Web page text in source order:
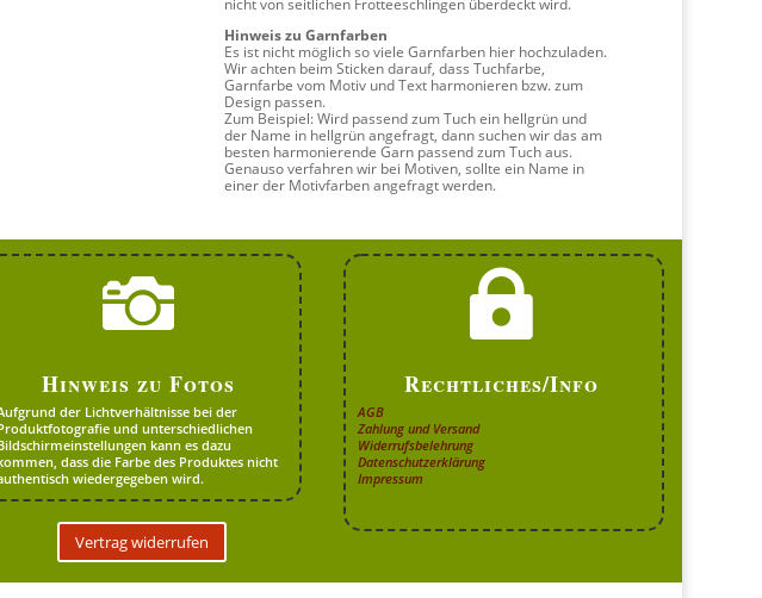
nicht von seitlichen Frotteeschlingen überdeckt wird.
Hinweis zu Garnfarben
Es ist nicht möglich so viele Garnfarben hier hochzuladen.
Wir achten beim Sticken darauf, dass Tuchfarbe,
Garnfarbe vom Motiv und Text harmonieren bzw. zum
Design passen.
Zum Beispiel: Wird passend zum Tuch ein hellgrün und
der Name in hellgrün angefragt, dann suchen wir das am
besten harmonierende Garn passend zum Tuch aus.
Genauso verfahren wir bei Motiven, sollte ein Name in
einer der Motivfarben angefragt werden.

Hinweis zu Fotos
der Lichtverhältnisse bei der
und unterschiedlichen
kann es dazu
dass die Farbe des Produktes nicht
wiedergegeben wird.
Vertrag widerrufen

Rechtliches/Info
AGB
Zahlung und Versand
Widerrufsbelehrung
Datenschutzerklärung
Impressum